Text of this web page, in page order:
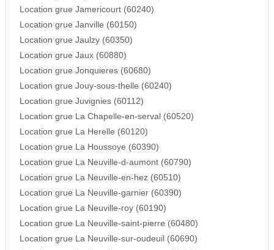
Location grue Jamericourt (60240)
Location grue Janville (60150)
Location grue Jaulzy (60350)
Location grue Jaux (60880)
Location grue Jonquieres (60680)
Location grue Jouy-sous-thelle (60240)
Location grue Juvignies (60112)
Location grue La Chapelle-en-serval (60520)
Location grue La Herelle (60120)
Location grue La Houssoye (60390)
Location grue La Neuville-d-aumont (60790)
Location grue La Neuville-en-hez (60510)
Location grue La Neuville-garnier (60390)
Location grue La Neuville-roy (60190)
Location grue La Neuville-saint-pierre (60480)
Location grue La Neuville-sur-oudeuil (60690)